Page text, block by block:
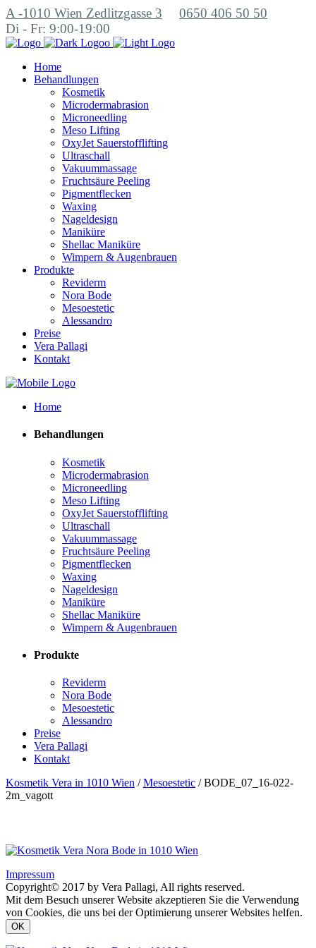
A -1010 Wien Zedlitzgasse 3
0650 406 50 50
Di - Fr: 9:00-19:00
Home
Behandlungen
Kosmetik
Microdermabrasion
Microneedling
Meso Lifting
OxyJet Sauerstofflifting
Ultraschall
Vakuummassage
Fruchtsäure Peeling
Pigmentflecken
Waxing
Nageldesign
Maniküre
Shellac Maniküre
Wimpern & Augenbrauen
Produkte
Reviderm
Nora Bode
Mesoestetic
Alessandro
Preise
Vera Pallagi
Kontakt
Home
Behandlungen
Kosmetik
Microdermabrasion
Microneedling
Meso Lifting
OxyJet Sauerstofflifting
Ultraschall
Vakuummassage
Fruchtsäure Peeling
Pigmentflecken
Waxing
Nageldesign
Maniküre
Shellac Maniküre
Wimpern & Augenbrauen
Produkte
Reviderm
Nora Bode
Mesoestetic
Alessandro
Preise
Vera Pallagi
Kontakt
Kosmetik Vera in 1010 Wien /Mesoestetic /BODE_07_16-022-
2m_vagott
Impressum
Copyright© 2017 by Vera Pallagi, All rights reserved.
Mit dem Besuch unserer Website akzeptieren Sie die Verwendung
von Cookies, die uns bei der Optimierung unserer Websites helfen.
OK